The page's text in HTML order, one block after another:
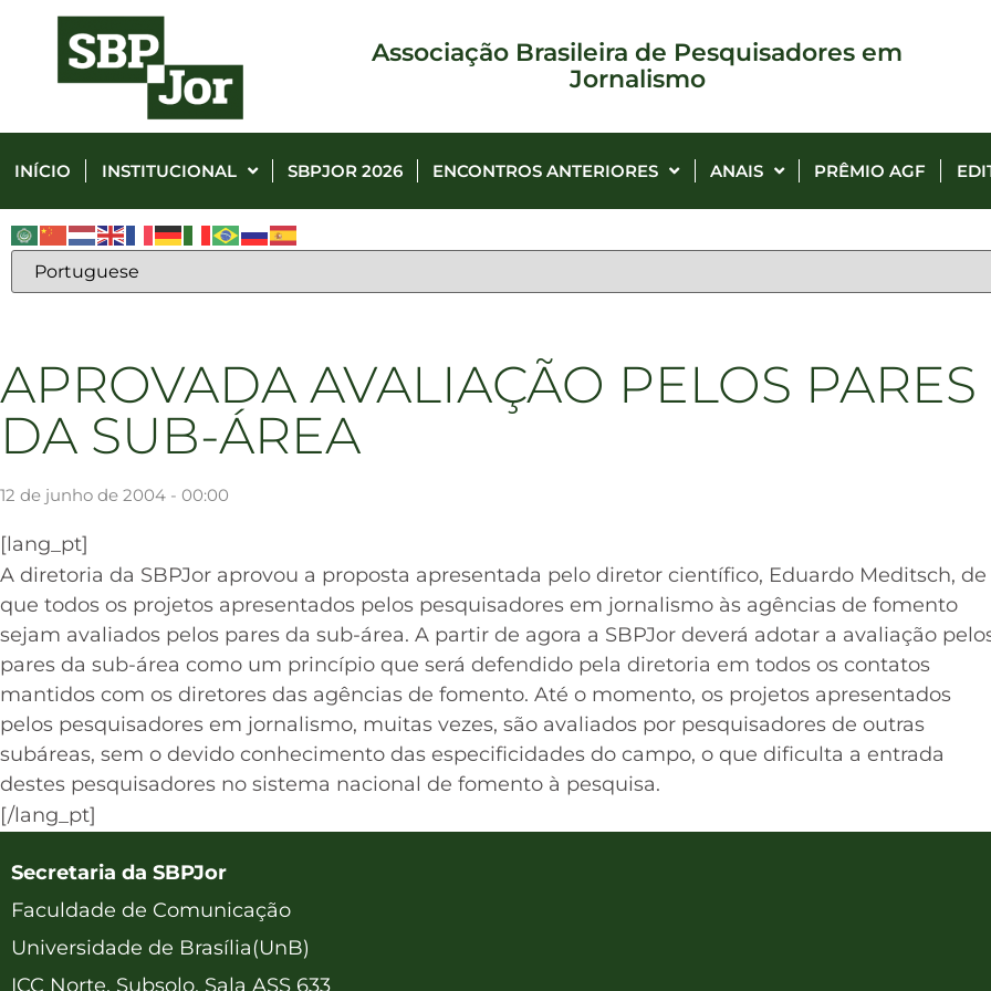
Associação Brasileira de Pesquisadores em
Jornalismo
INÍCIO INSTITUCIONAL SBPJOR 2026 ENCONTROS ANTERIORES ANAIS PRÊMIO AGF
APROVADA AVALIAÇÃO PELOS PARES
DA SUB-ÁREA
12 de junho de 2004 - 00:00
[lang_pt]
A diretoria da SBPJor aprovou a proposta apresentada pelo diretor científico, Eduardo Meditsch, de
que todos os projetos apresentados pelos pesquisadores em jornalismo às agências de fomento
sejam avaliados pelos pares da sub-área. A partir de agora a SBPJor deverá adotar a avaliação
pares da sub-área como um princípio que será defendido pela diretoria em todos os contatos
mantidos com os diretores das agências de fomento. Até o momento, os projetos apresentados
pelos pesquisadores em jornalismo, muitas vezes, são avaliados por pesquisadores de outras
subáreas, sem o devido conhecimento das especificidades do campo, o que dificulta a entrada
destes pesquisadores no sistema nacional de fomento à pesquisa.
[/lang_pt]
Secretaria da SBPJor
Faculdade de Comunicação
Universidade de Brasília(UnB)
ICC Norte, Subsolo, Sala ASS 633